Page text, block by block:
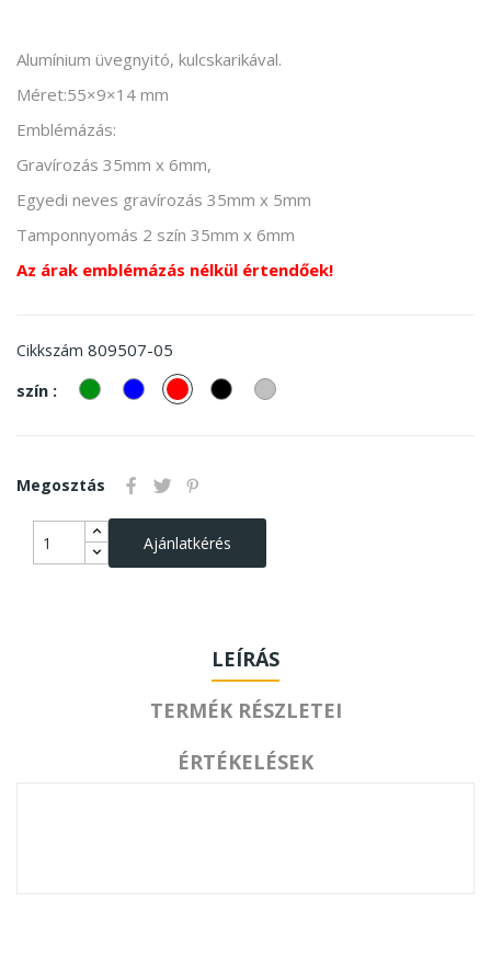
Alumínium üvegnyitó, kulcskarikával.
Méret:55×9×14 mm
Emblémázás:
Gravírozás 35mm x 6mm,
Egyedi neves gravírozás 35mm x 5mm
Tamponnyomás 2 szín 35mm x 6mm
Az árak emblémázás nélkül értendőek!
Cikkszám 809507-05
szín :
zöld kek piros Feketeezüst
Megosztás
Ajánlatkérés
LEÍRÁS
TERMÉK RÉSZLETEI
ÉRTÉKELÉSEK